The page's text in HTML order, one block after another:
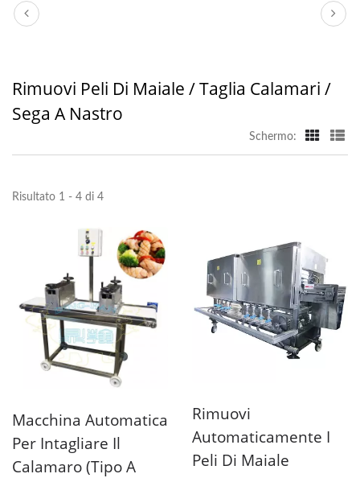
Rimuovi Peli Di Maiale / Taglia Calamari /
Sega A Nastro
Schermo:
Risultato 1 - 4 di 4
Macchina Automatica
Per Intagliare Il
Calamaro (tipo A
Rimuovi
Automaticamente I
Peli Di Maiale